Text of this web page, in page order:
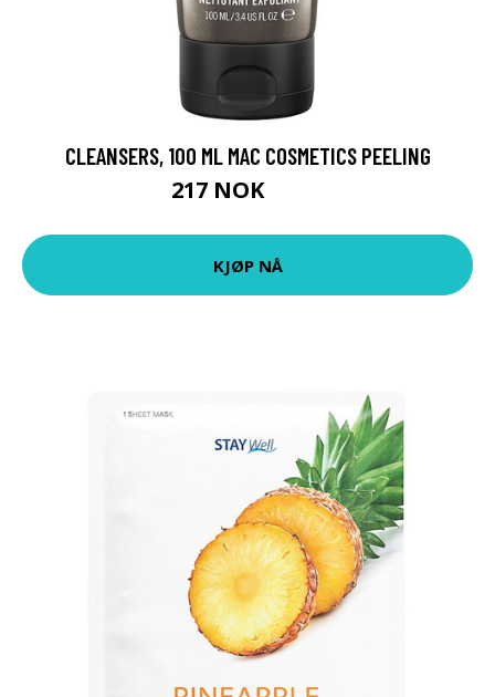
CLEANSERS, 100 ML MAC COSMETICS PEELING
217 NOK
KJØP NÅ